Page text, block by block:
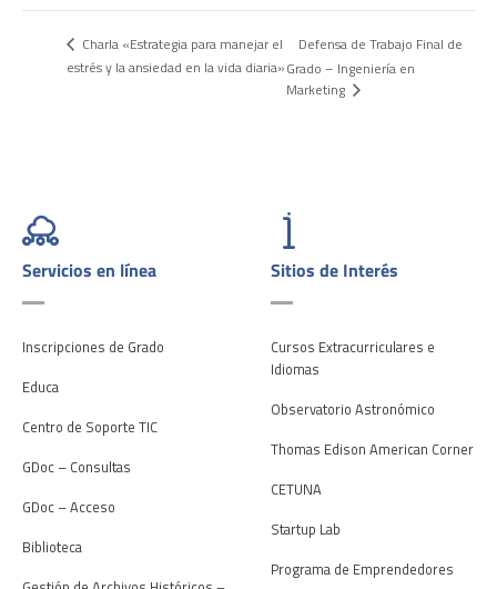
Charla «Estrategia para manejar el
estrés y la ansiedad en la vida diaria»
Defensa de Trabajo Final de
Grado – Ingeniería en
Marketing
Servicios en línea
Inscripciones de Grado
Educa
Centro de Soporte TIC
GDoc – Consultas
GDoc – Acceso
Biblioteca
Sitios de Interés
Cursos Extracurriculares e
Idiomas
Observatorio Astronómico
Thomas Edison American Corner
CETUNA
Startup Lab
Programa de Emprendedores